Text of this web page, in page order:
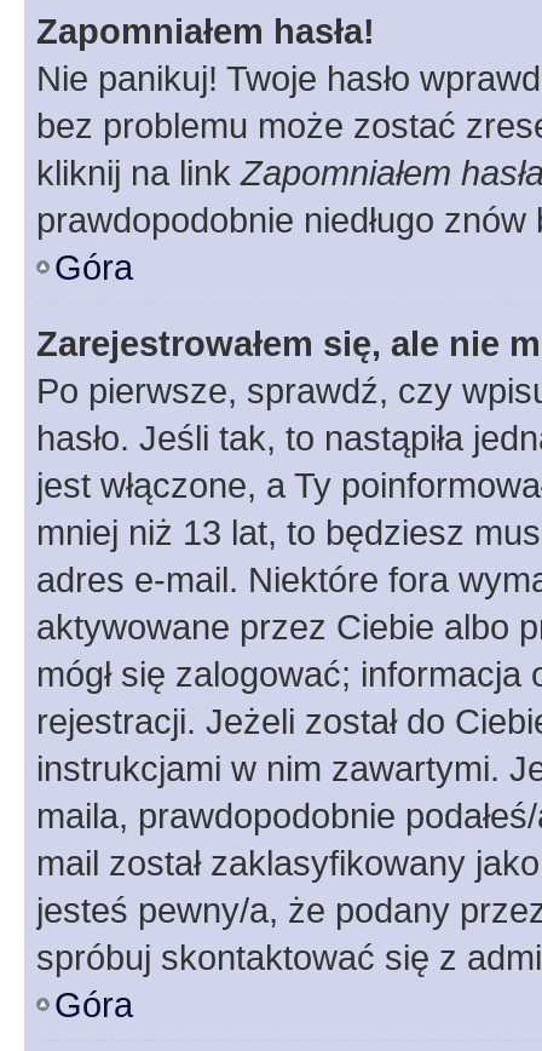
Zapomniałem hasła!
Nie panikuj! Twoje hasło
bez problemu może zostać
kliknij na linkZapomniałem
prawdopodobnie niedługo
Góra
Zarejestrowałem się, ale nie
Po pierwsze, sprawdź, czy
hasło. Jeśli tak, to nastąpiła
jest włączone, a Ty
mniej niż 13 lat, to będziesz
adres e-mail. Niektóre fora
aktywowane przez Ciebie albo
mógł się zalogować;
rejestracji. Jeżeli został do
instrukcjami w nim zawartymi.
maila, prawdopodobnie
mail został zaklasyfikowany
jesteś pewny/a, że podany
spróbuj skontaktować się z
Góra